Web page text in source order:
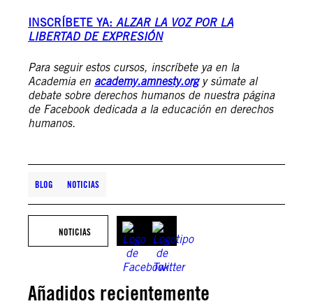
INSCRÍBETE YA: ALZAR LA VOZ POR LA
LIBERTAD DE EXPRESIÓN
Para seguir estos cursos, inscríbete ya en la
Academia en academy.amnesty.org y súmate al
debate sobre derechos humanos de nuestra página
de Facebook dedicada a la educación en derechos
humanos.
BLOG NOTICIAS
NOTICIAS
Añadidos recientemente